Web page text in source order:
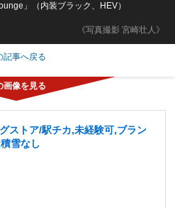
《写真撮影 宮崎壮人》
」（内装ブラック、HEV）
記事へ戻る
ストア/駅チカ,未経験可,ブラン
雪なし